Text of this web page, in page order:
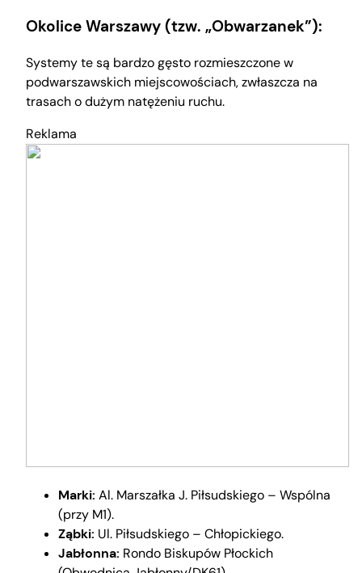
Okolice Warszawy (tzw. „Obwarzanek”):
Systemy te są bardzo gęsto rozmieszczone w
podwarszawskich miejscowościach, zwłaszcza na
trasach o dużym natężeniu ruchu.
Reklama
Marki: Al. Marszałka J. Piłsudskiego – Wspólna
(przy M1).
Ząbki: Ul. Piłsudskiego – Chłopickiego.
Jabłonna: Rondo Biskupów Płockich